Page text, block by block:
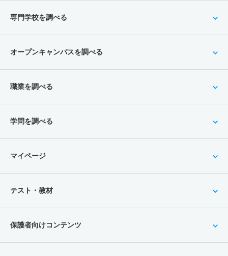
専門学校を調べる
オープンキャンパスを調べる
職業を調べる
学問を調べる
マイページ
テスト・教材
保護者向けコンテンツ